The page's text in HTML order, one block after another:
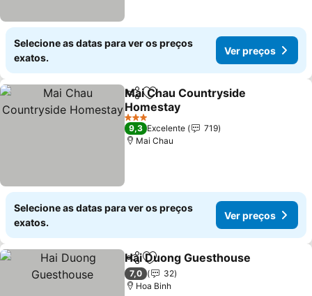
Selecione as datas para ver os preços
exatos.
Ver preços
PartilharAdicionar aos favoritos
Mai Chau Countryside
Homestay
3 Estrelas
9,3 Excelente
719
Mai Chau
Selecione as datas para ver os preços
exatos.
Ver preços
PartilharAdicionar aos favoritos
Hai Duong Guesthouse
7,0
32
Hoa Binh